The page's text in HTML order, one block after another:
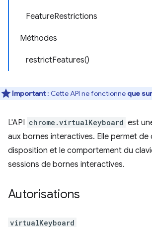
FeatureRestrictions
Méthodes
restrictFeatures()
Important : Cette API ne fonctionne que
L'API chrome.virtualKeyboard est
aux bornes interactives. Elle permet de
disposition et le comportement du
sessions de bornes interactives.
Autorisations
virtualKeyboard